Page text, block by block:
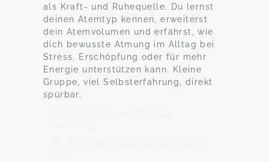
als Kraft- und Ruhequelle. Du lernst
deinen Atemtyp kennen, erweiterst
dein Atemvolumen und erfährst, wie
dich bewusste Atmung im Alltag bei
Stress, Erschöpfung oder für mehr
Energie unterstützen kann. Kleine
Gruppe, viel Selbsterfahrung, direkt
spürbar.
Erdkampsweg 7, 22335
Hamburg
Sonntag, 06.12., 14:00 - 18:00